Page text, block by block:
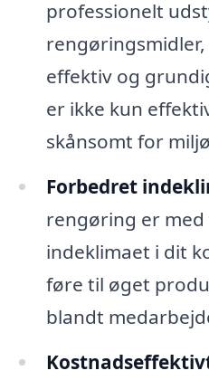
professionelt
effektiv og
er ikke kun
skånsomt for
Forbedret
rengøring er
indeklimaet i dit
føre til øget
blandt